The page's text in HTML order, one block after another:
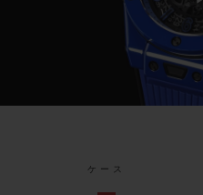
ケース